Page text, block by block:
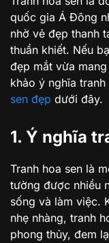
quốc gia Á Đông
nhờ vẻ đẹp thanh
thuần khiết. Nếu
đẹp mắt vừa
khảo ý nghĩa tranh
sen đẹp dưới đây.
1. Ý nghĩa
Tranh hoa sen là
tường được nhiều
sống và làm việc.
nhẹ nhàng, tranh
phong thủy, đem